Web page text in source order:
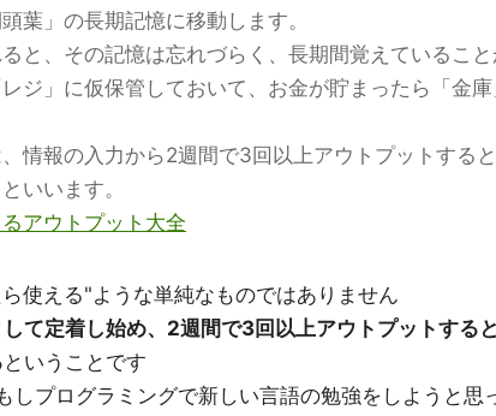
葉」の長期記憶に移動します。
と、その記憶は忘れづらく、長期間覚えていること
ジ」に仮保管しておいて、お金が貯まったら「金
情報の入力から2週間で3回以上アウトプットする
いいます。
アウトプット大全
使える"ような単純なものではありません
て定着し始め、2週間で3回以上アウトプットする
ということです
しプログラミングで新しい言語の勉強をしようと思